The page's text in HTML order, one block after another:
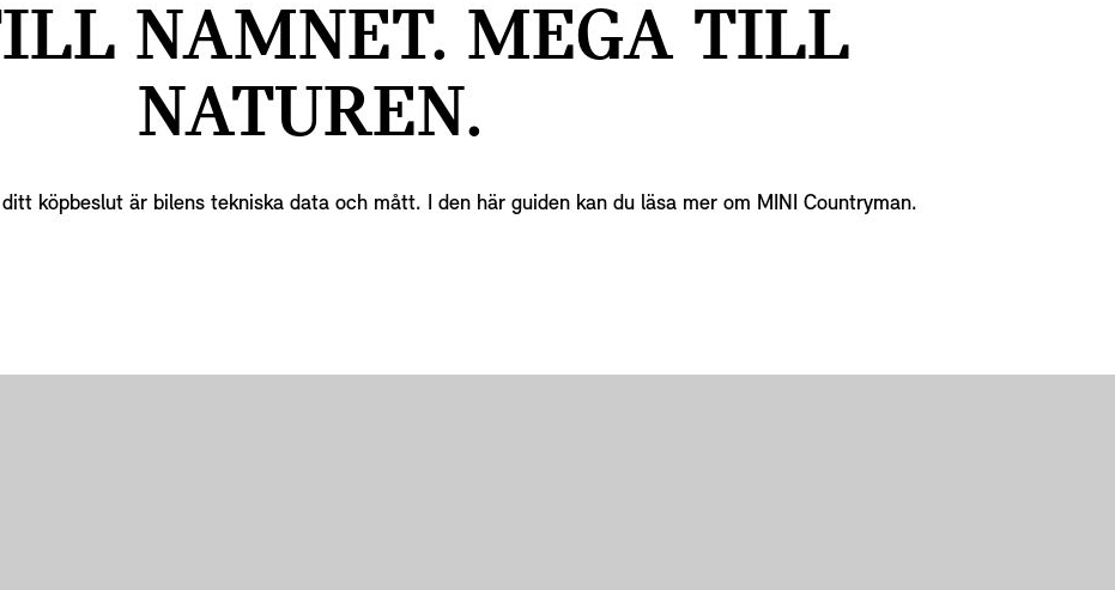
NAMNET. MEGA TILL
NATUREN.
köpbeslut är bilens tekniska data och mått. I den här guiden kan du läsa mer om MINI Countryman.